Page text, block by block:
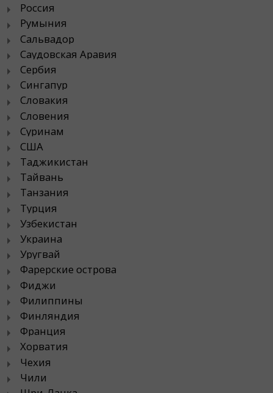
Россия
Румыния
Сальвадор
Саудовская Аравия
Сербия
Сингапур
Словакия
Словения
Суринам
США
Таджикистан
Тайвань
Танзания
Турция
Узбекистан
Украина
Уругвай
Фарерские острова
Фиджи
Филиппины
Финляндия
Франция
Хорватия
Чехия
Чили